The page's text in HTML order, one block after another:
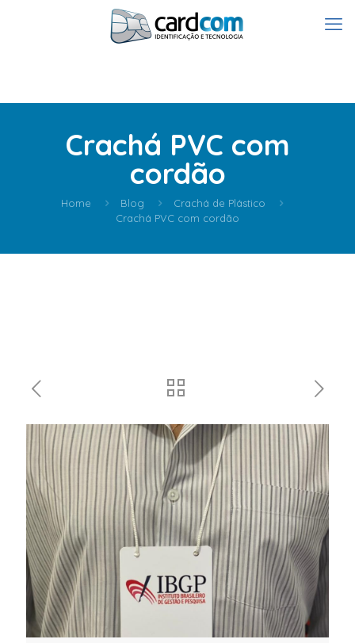
Crachá PVC com
cordão
Home Blog
Crachá de Plástico
Crachá PVC com cordão